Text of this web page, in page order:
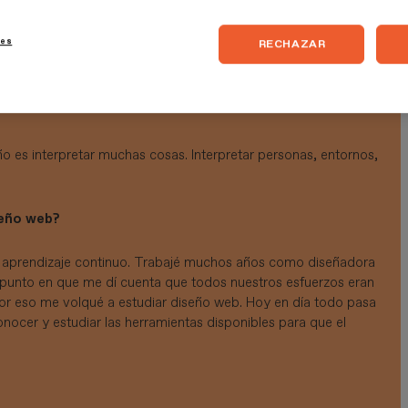
una empresa de servicios para Estados Unidos, mi
Conexión, Disrupción y Vértigo. Y tú, ¿con qué
es interpretar muchas cosas. Interpretar personas, entornos,
web?
continuo. Trabajé muchos años como diseñadora
en que me dí cuenta que todos nuestros esfuerzos eran
eso me volqué a estudiar diseño web. Hoy en día todo pasa
y estudiar las herramientas disponibles para que el
RECHAZAR